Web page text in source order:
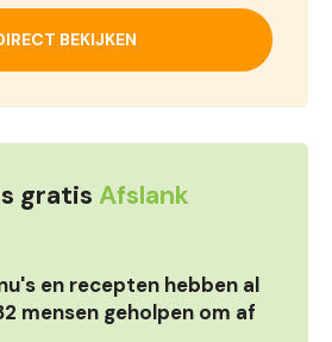
BEKIJKEN
gratis Afslank
en recepten hebben al
mensen geholpen om af